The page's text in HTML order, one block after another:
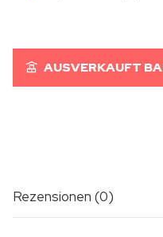
AUSVERKAUFT
Rezensionen (0)